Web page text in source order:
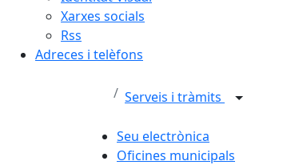
Xarxes socials
Rss
Adreces i telèfons
Serveis i tràmits
Seu electrònica
Oficines municipals